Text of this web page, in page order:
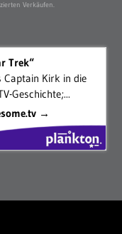
Tagen.